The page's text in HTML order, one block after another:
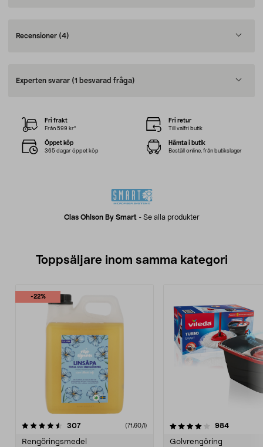
Recensioner (4)
Experten svarar (1 besvarad fråga)
Clas Ohlson By Smart - Se alla produkter
Fri frakt
Från 599 kr*
Fri retur
Till valfri butik
Öppet köp
365 dagar öppet köp
Hämta i butik
Beställ online, från butikslager
Toppsäljare inom samma kategori
-22%
307recensioner (71,60/l)
Rengöringsmedel
4.0 av 5 stjärnor 984
Golvrengöring
4.5 av 5 stjärnor